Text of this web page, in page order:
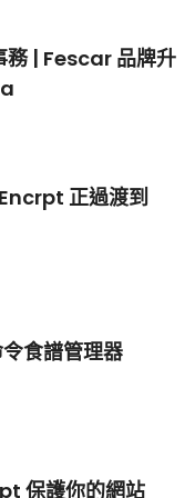
務 | Fescar 品牌升
正過渡到
食譜管理器
保護你的網站